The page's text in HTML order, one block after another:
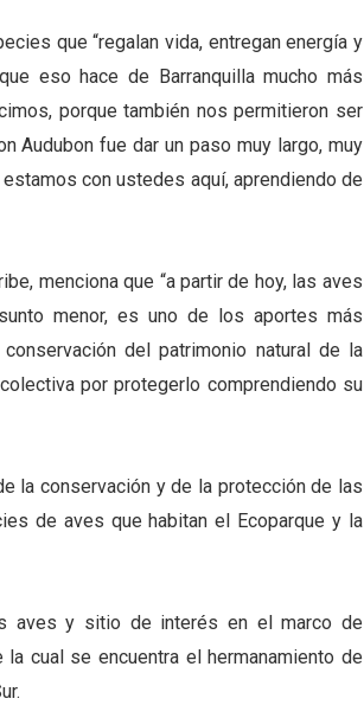
que “regalan vida, entregan energía y
eso hace de Barranquilla mucho más
porque también nos permitieron ser
Audubon fue dar un paso muy largo, muy
con ustedes aquí, aprendiendo de
menciona que “a partir de hoy, las aves
menor, es uno de los aportes más
del patrimonio natural de la
por protegerlo comprendiendo su
la conservación y de la protección de las
de aves que habitan el Ecoparque y la
aves y sitio de interés en el marco de
cual se encuentra el hermanamiento de